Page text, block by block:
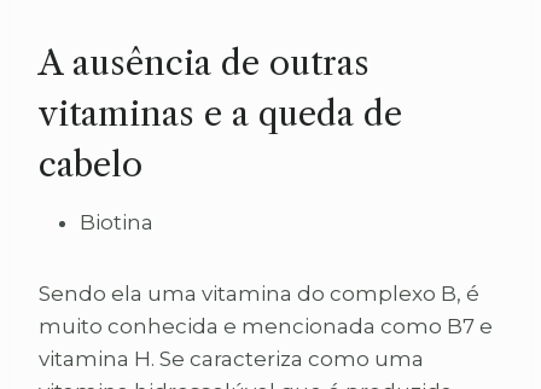
A ausência de outras
vitaminas e a queda de
cabelo
Biotina
Sendo ela uma vitamina do complexo B, é
muito conhecida e mencionada como B7 e
vitamina H. Se caracteriza como uma